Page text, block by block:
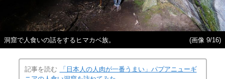
洞窟で人食いの話をするヒマカベ族。 (画像 9/16)
記事を読む
「日本人の人肉が一番うまい」パプアニューギ